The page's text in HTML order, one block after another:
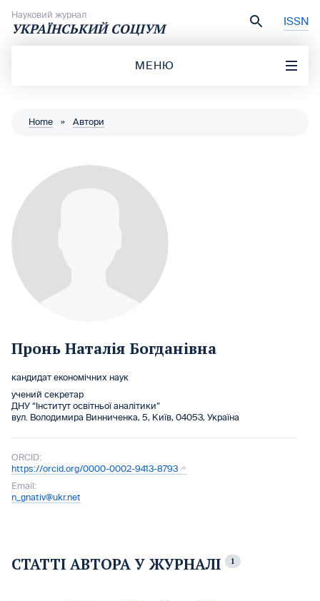
Науковий журнал
УКРАЇНСЬКИЙ СОЦІУМ ISSN
МЕНЮ
Home » Автори
Пронь Наталія Богданівна
кандидат економічних наук
учений секретар
ДНУ “Інститут освітньої аналітики”
вул. Володимира Винниченка, 5, Київ, 04053, Україна
ORCID:
https://orcid.org/0000-0002-9413-8793
Email:
n_gnativ@ukr.net
СТАТТІ АВТОРА У ЖУРНАЛІ 1